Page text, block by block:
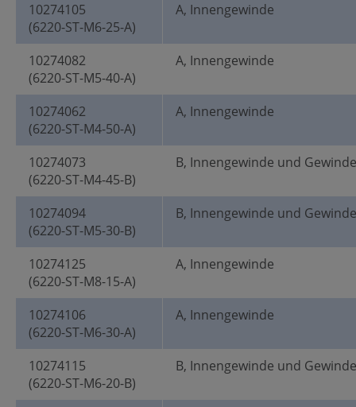
10274105
(6220-ST-M6-25-A)
A, Innengewinde
10274082
(6220-ST-M5-40-A)
A, Innengewinde
10274062
(6220-ST-M4-50-A)
A, Innengewinde
10274073
(6220-ST-M4-45-B)
B, Innengewinde und
10274094
(6220-ST-M5-30-B)
B, Innengewinde und
10274125
(6220-ST-M8-15-A)
A, Innengewinde
10274106
(6220-ST-M6-30-A)
A, Innengewinde
10274115
(6220-ST-M6-20-B)
B, Innengewinde und